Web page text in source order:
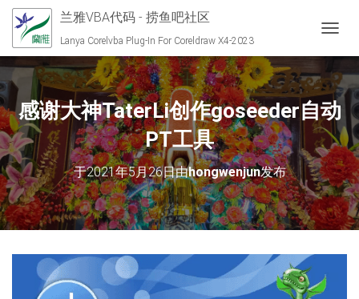
兰雅VBA代码 - 捞鱼吧社区
Lanya Corelvba Plug-In For Coreldraw X4-2023
感谢大神TaterLi创作goseeder自动
PT工具
于2021年5月26日由hongwenjun发布